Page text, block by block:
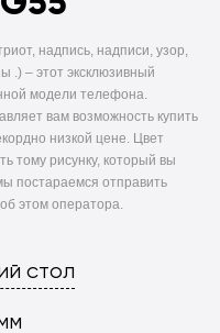
надпись, надписи, узор,
.) – этот эксклюзивный
модели телефона.
вам возможность купить
низкой цене. Цвет
тому рисунку, который вы
постараемся отправить
этом оператора.
стол